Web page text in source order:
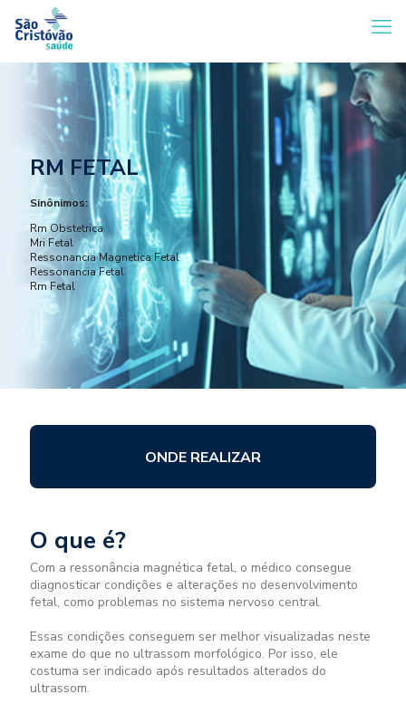
RM FETAL
Sinônimos:
Rm Obstetrica
Mri Fetal
Ressonancia Magnetica Fetal
Ressonancia Fetal
Rm Fetal
ONDE REALIZAR
O que é?
Com a ressonância magnética fetal, o médico consegue
diagnosticar condições e alterações no desenvolvimento
fetal, como problemas no sistema nervoso central.
Essas condições conseguem ser melhor visualizadas neste
exame do que no ultrassom morfológico. Por isso, ele
costuma ser indicado após resultados alterados do
ultrassom.